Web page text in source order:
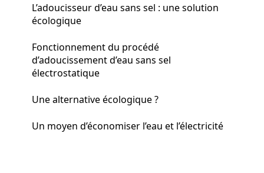
L’adoucisseur d’eau sans sel : une solution
écologique
Fonctionnement du procédé
d’adoucissement d’eau sans sel
électrostatique
Une alternative écologique ?
Un moyen d’économiser l’eau et l’électricité